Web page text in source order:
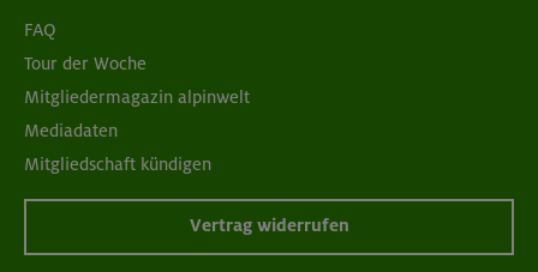
FAQ
Tour der Woche
Mitgliedermagazin alpinwelt
Mediadaten
Mitgliedschaft kündigen
Vertrag widerrufen